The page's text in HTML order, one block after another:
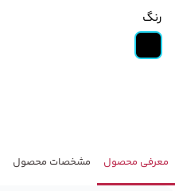
رنگ
معرفی محصول مشخصات محصول